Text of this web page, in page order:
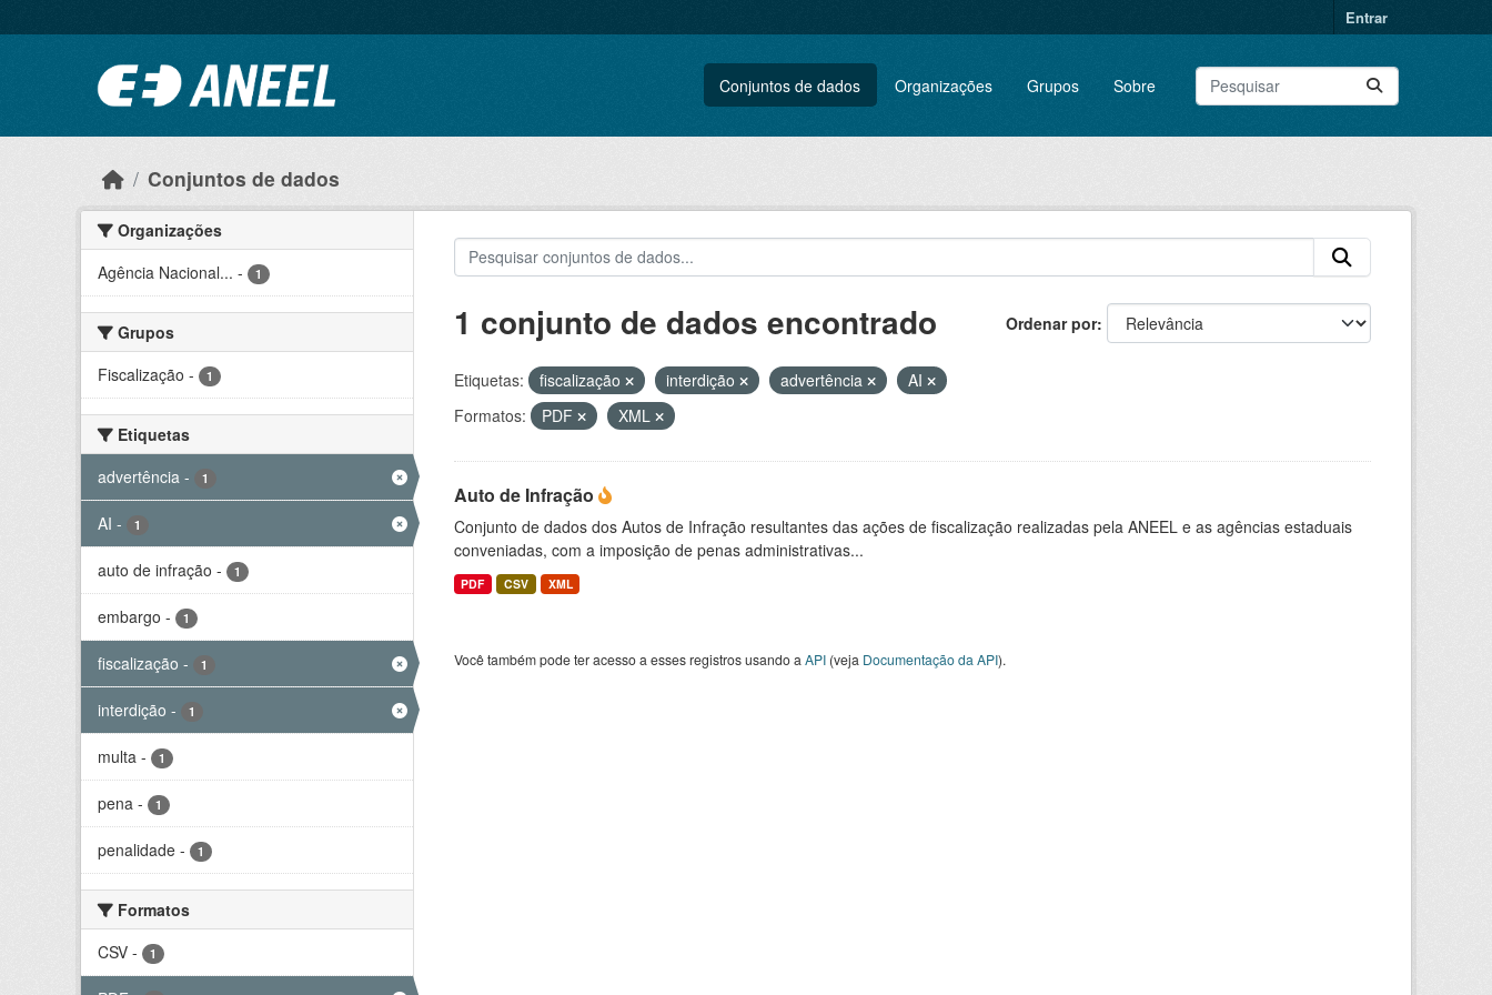
Entrar
Conjuntos de dados Organizações Grupos Sobre
Conjuntos de dados
Organizações
Agência Nacional... - 1
Grupos
Fiscalização - 1
Etiquetas
advertência - 1
AI - 1
auto de infração - 1
embargo - 1
fiscalização - 1
interdição - 1
multa - 1
pena - 1
penalidade - 1
Formatos
CSV - 1
Ordenar por
1 conjunto de dados encontrado
Etiquetas: fiscalização interdição advertência
AI
Formatos:
PDF XML
Auto de Infração
Conjunto de dados dos Autos de Infração resultantes das ações de fiscalização realizadas pela ANEEL e as agências estaduais
conveniadas, com a imposição de penas administrativas...
PDF CSV XML
Você também pode ter acesso a esses registros usando a API(veja Documentação da API).